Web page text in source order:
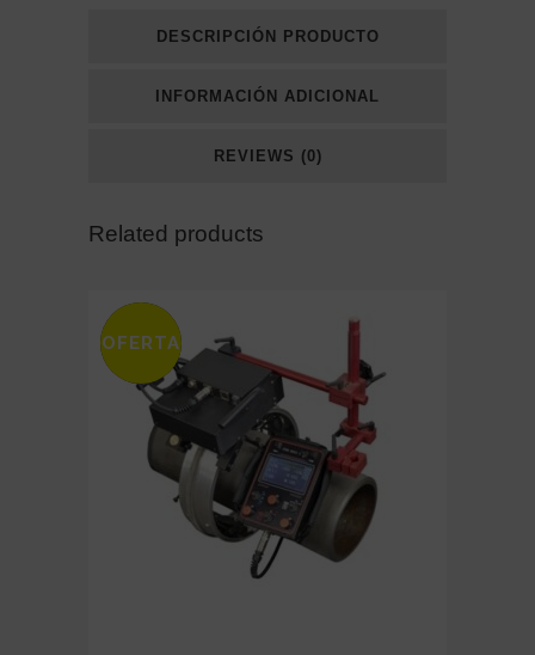
DESCRIPCIÓN PRODUCTO
INFORMACIÓN ADICIONAL
REVIEWS (0)
Related products
SALE
OFERTA